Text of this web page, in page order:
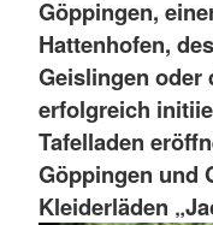
Göppingen,
Hattenhofen,
Geislingen oder
erfolgreich
Tafelladen
Göppingen und
Kleiderläden